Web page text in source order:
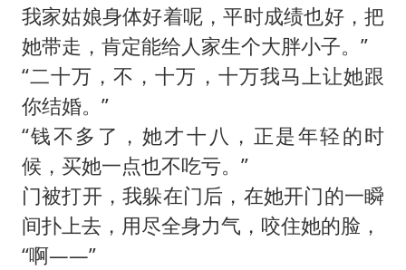
我家姑娘身体好着呢，平时成绩也好，把
她带走，肯定能给人家生个大胖小子。”
“二十万，不，十万，十万我马上让她跟
你结婚。”
“钱不多了，她才十八，正是年轻的时
候，买她一点也不吃亏。”
门被打开，我躲在门后，在她开门的一瞬
间扑上去，用尽全身力气，咬住她的脸，
“啊——”